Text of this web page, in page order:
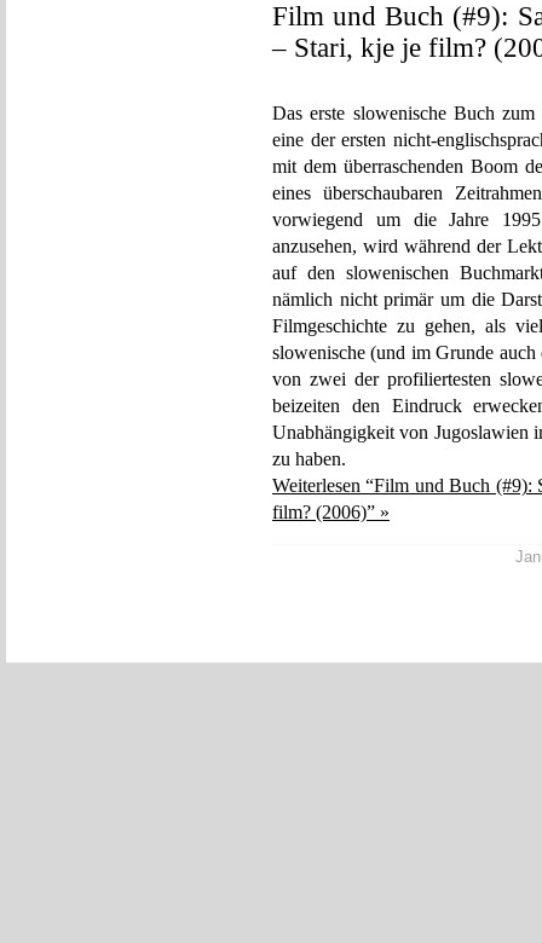
Film und Buch (#9):
– Stari, kje je film?
Das erste slowenische Buch
eine der ersten nicht-
mit dem überraschenden Boom
eines überschaubaren
vorwiegend um die Jahre
anzusehen, wird während der
auf den slowenischen
nämlich nicht primär um die
Filmgeschichte zu gehen, als
slowenische (und im Grunde
von zwei der profiliertesten
beizeiten den Eindruck
Unabhängigkeit von Jugoslawien
zu haben.
Weiterlesen “Film und Buch (#9):
film? (2006)” »